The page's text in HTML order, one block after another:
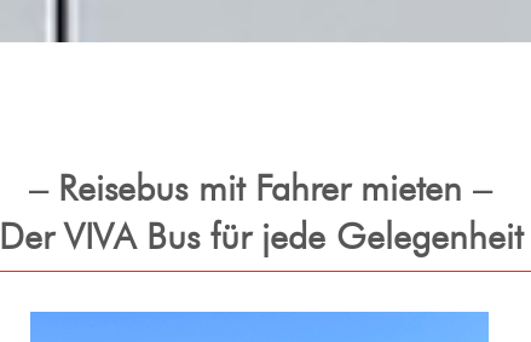
– Reisebus mit Fahrer mieten –
Der VIVA Bus für jede Gelegenheit